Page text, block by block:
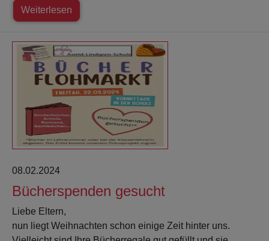
Weiterlesen
08.02.2024
Bücherspenden gesucht
Liebe Eltern,
nun liegt Weihnachten schon einige Zeit hinter uns.